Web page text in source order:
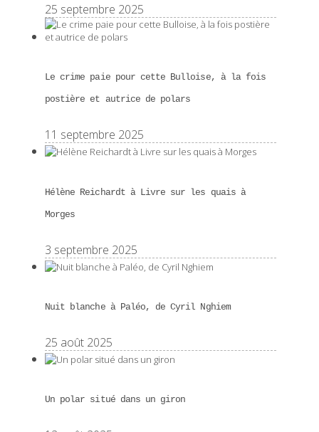
25 septembre 2025
Le crime paie pour cette Bulloise, à la fois
postière et autrice de polars
11 septembre 2025
Hélène Reichardt à Livre sur les quais à
Morges
3 septembre 2025
Nuit blanche à Paléo, de Cyril Nghiem
25 août 2025
Un polar situé dans un giron